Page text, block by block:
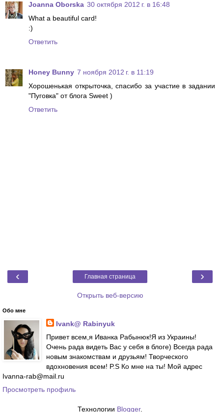
Joanna Oborska 30 октября 2012 г. в 16:48
What a beautiful card!
:)
Ответить
Honey Bunny 7 ноября 2012 г. в 11:19
Хорошенькая открыточка, спасибо за участие в задании
"Пуговка" от блога Sweet )
Ответить
‹ ›
Главная страница
Открыть веб-версию
Обо мне
Ivank@ Rabinyuk
Привет всем,я Иванка Рабынюк!Я из Украины!
Очень рада видеть Вас у себя в блоге) Всегда рада
новым знакомствам и друзьям! Творческого
вдохновения всем! P.S Ко мне на ты! Мой адрес
Ivanna-rab@mail.ru
Просмотреть профиль
Технологии Blogger.